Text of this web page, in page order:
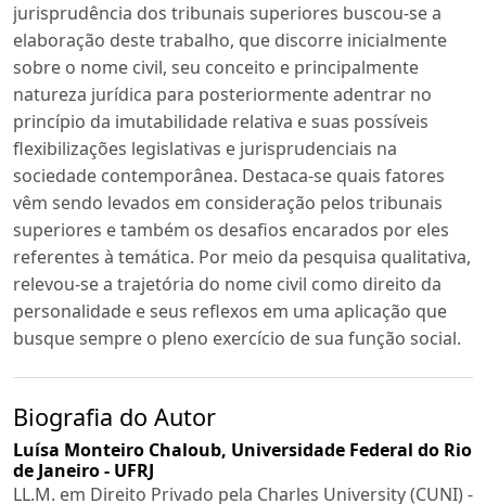
jurisprudência dos tribunais superiores buscou-se a
elaboração deste trabalho, que discorre inicialmente
sobre o nome civil, seu conceito e principalmente
natureza jurídica para posteriormente adentrar no
princípio da imutabilidade relativa e suas possíveis
flexibilizações legislativas e jurisprudenciais na
sociedade contemporânea. Destaca-se quais fatores
vêm sendo levados em consideração pelos tribunais
superiores e também os desafios encarados por eles
referentes à temática. Por meio da pesquisa qualitativa,
relevou-se a trajetória do nome civil como direito da
personalidade e seus reflexos em uma aplicação que
busque sempre o pleno exercício de sua função social.
Biografia do Autor
Luísa Monteiro Chaloub, Universidade Federal do Rio
de Janeiro - UFRJ
LL.M. em Direito Privado pela Charles University (CUNI) -